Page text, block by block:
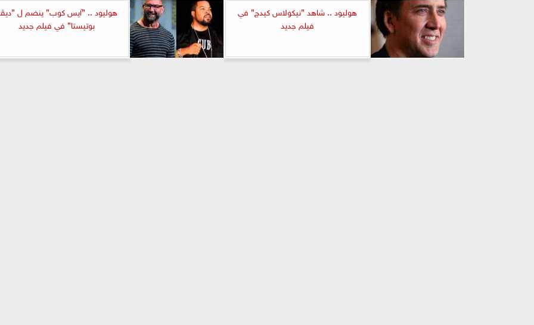
هوليود .. شاهد ”نيكولاس كيدچ” في
فيلم جديد
هوليود .. ”آيس كوب” ينضم ل
بوتيستا” في فيلم جديد